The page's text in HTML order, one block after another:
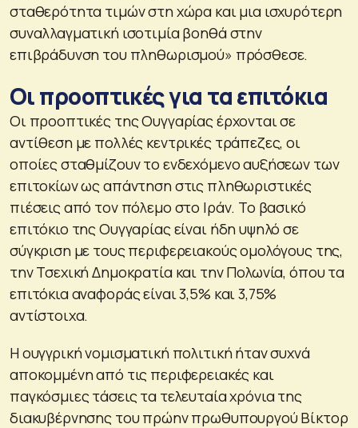
σταθερότητα τιμών στη χώρα και μια ισχυρότερη
συναλλαγματική ισοτιμία βοηθά στην
επιβράδυνση του πληθωρισμού» πρόσθεσε.
Οι προοπτικές για τα επιτόκια
Οι προοπτικές της Ουγγαρίας έρχονται σε
αντίθεση με πολλές κεντρικές τράπεζες, οι
οποίες σταθμίζουν το ενδεχόμενο αυξήσεων των
επιτοκίων ως απάντηση στις πληθωριστικές
πιέσεις από τον πόλεμο στο Ιράν. Το βασικό
επιτόκιο της Ουγγαρίας είναι ήδη υψηλό σε
σύγκριση με τους περιφερειακούς ομολόγους της,
την Τσεχική Δημοκρατία και την Πολωνία, όπου τα
επιτόκια αναφοράς είναι 3,5% και 3,75%
αντίστοιχα.
Η ουγγρική νομισματική πολιτική ήταν συχνά
αποκομμένη από τις περιφερειακές και
παγκόσμιες τάσεις τα τελευταία χρόνια της
διακυβέρνησης του πρώην πρωθυπουργού Βίκτορ